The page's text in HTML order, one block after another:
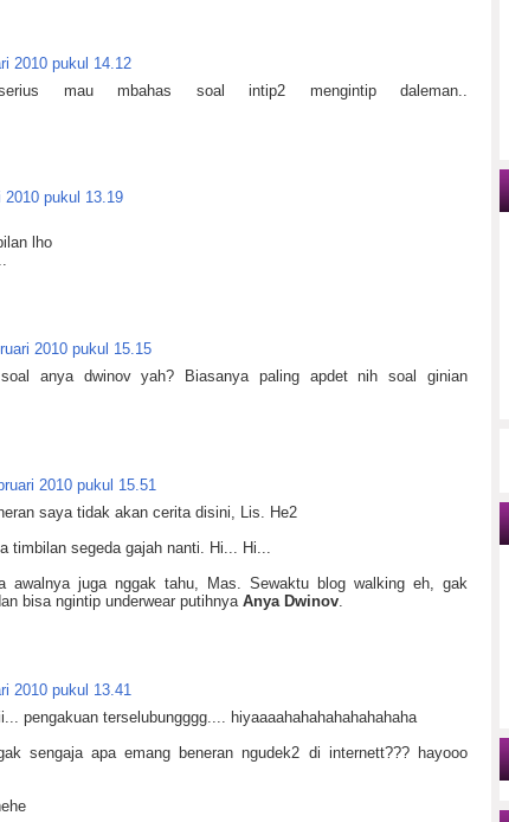
2010 pukul 14.12
mau mbahas soal intip2 mengintip daleman..
2010 pukul 13.19
lho
2010 pukul 15.15
anya dwinov yah? Biasanya paling apdet nih soal ginian
2010 pukul 15.51
saya tidak akan cerita disini, Lis. He2
timbilan segeda gajah nanti. Hi... Hi...
awalnya juga nggak tahu, Mas. Sewaktu blog walking eh, gak
bisa ngintip underwear putihnya Anya Dwinov
2010 pukul 13.41
pengakuan terselubungggg.... hiyaaaahahahahahahahaha
sengaja apa emang beneran ngudek2 di internett??? hayooo